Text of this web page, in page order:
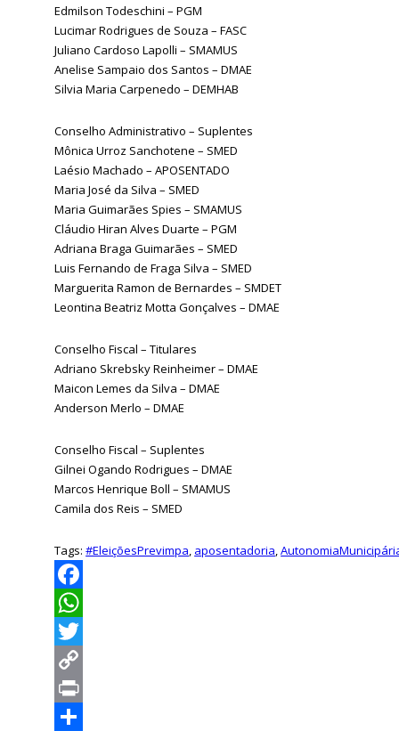
Edmilson Todeschini – PGM
Lucimar Rodrigues de Souza – FASC
Juliano Cardoso Lapolli – SMAMUS
Anelise Sampaio dos Santos – DMAE
Silvia Maria Carpenedo – DEMHAB
Conselho Administrativo – Suplentes
Mônica Urroz Sanchotene – SMED
Laésio Machado – APOSENTADO
Maria José da Silva – SMED
Maria Guimarães Spies – SMAMUS
Cláudio Hiran Alves Duarte – PGM
Adriana Braga Guimarães – SMED
Luis Fernando de Fraga Silva – SMED
Marguerita Ramon de Bernardes – SMDET
Leontina Beatriz Motta Gonçalves – DMAE
Conselho Fiscal – Titulares
Adriano Skrebsky Reinheimer – DMAE
Maicon Lemes da Silva – DMAE
Anderson Merlo – DMAE
Conselho Fiscal – Suplentes
Gilnei Ogando Rodrigues – DMAE
Marcos Henrique Boll – SMAMUS
Camila dos Reis – SMED
Tags:#EleiçõesPrevimpa, aposentadoria,
Facebook
WhatsApp
Twitter
Copy
Link
Print